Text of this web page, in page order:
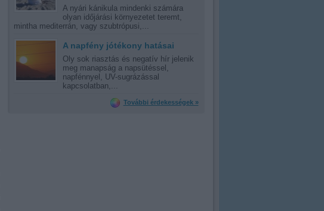
A nyári kánikula mindenki számára
olyan időjárási környezetet teremt,
mintha mediterrán, vagy szubtrópusi,...
A napfény jótékony hatásai
Oly sok riasztás és negatív hír jelenik
meg manapság a napsütéssel,
napfénnyel, UV-sugrázással
kapcsolatban,...
További érdekességek »